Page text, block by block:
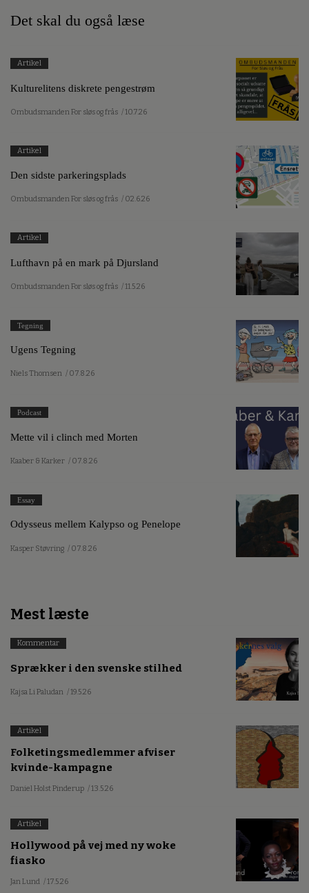
Det skal du også læse
Artikel
Kulturelitens diskrete pengestrøm
Ombudsmanden For sløs og frås / 10.7.26
Artikel
Den sidste parkeringsplads
Ombudsmanden For sløs og frås / 02.6.26
Artikel
Lufthavn på en mark på Djursland
Ombudsmanden For sløs og frås / 11.5.26
Tegning
Ugens Tegning
Niels Thomsen / 07.8.26
Podcast
Mette vil i clinch med Morten
Kaaber & Karker / 07.8.26
Essay
Odysseus mellem Kalypso og Penelope
Kasper Støvring / 07.8.26
Mest læste
Kommentar
Sprækker i den svenske stilhed
Kajsa Li Paludan / 19.5.26
Artikel
Folketingsmedlemmer afviser
kvinde-kampagne
Daniel Holst Pinderup / 13.5.26
Artikel
Hollywood på vej med ny woke
fiasko
Jan Lund / 17.5.26